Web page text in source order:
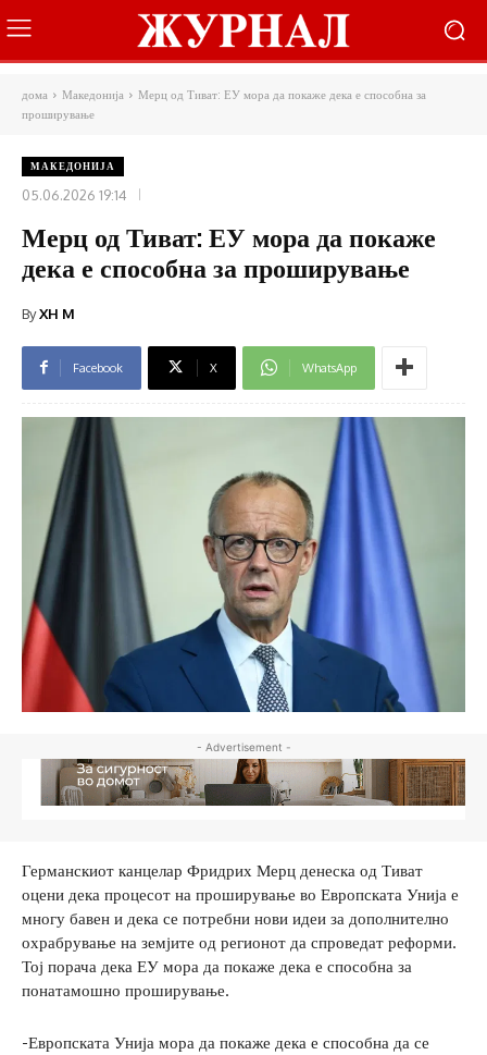
дома Македонија
Мерц од Тиват: ЕУ мора да покаже дека е способна за
проширување
МАКЕДОНИЈА
05.06.2026 19:14
Мерц од Тиват: ЕУ мора да покаже
дека е способна за проширување
ByXH M
Facebook X WhatsApp
- Advertisement -
Германскиот канцелар Фридрих Мерц денеска од Тиват
оцени дека процесот на проширување во Европската Унија е
многу бавен и дека се потребни нови идеи за дополнително
охрабрување на земјите од регионот да спроведат реформи.
Тој порача дека ЕУ мора да покаже дека е способна за
понатамошно проширување.
-Европската Унија мора да покаже дека е способна да се